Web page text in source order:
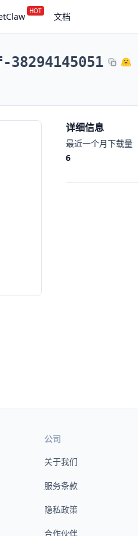
HOT 文档
详细信息
最近一个月下载量
6
公司
关于我们
服务条款
隐私政策
合作伙伴